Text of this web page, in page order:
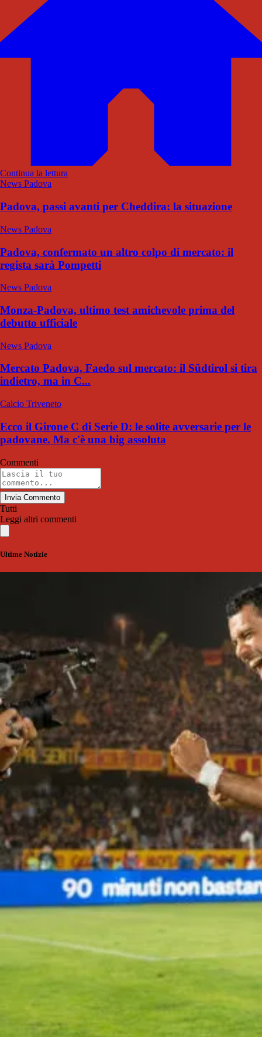
Continua la lettura
News Padova
Padova, passi avanti per Cheddira: la situazione
News Padova
Padova, confermato un altro colpo di mercato: il
regista sarà Pompetti
News Padova
Monza-Padova, ultimo test amichevole prima del
debutto ufficiale
News Padova
Mercato Padova, Faedo sul mercato: il Südtirol si tira
indietro, ma in C...
Calcio Triveneto
Ecco il Girone C di Serie D: le solite avversarie per le
padovane. Ma c'è una big assoluta
Commenti
Invia Commento
Tutti
Leggi altri commenti
Ultime Notizie